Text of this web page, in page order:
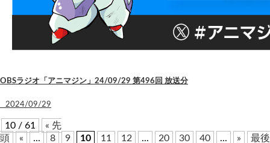
OBSラジオ「アニマジン」24/09/29 第496回 放送分
2024/09/29
10 / 61
« 先
頭
« ... 8 9 10 11 12 ... 20 30 40 ... »
最後